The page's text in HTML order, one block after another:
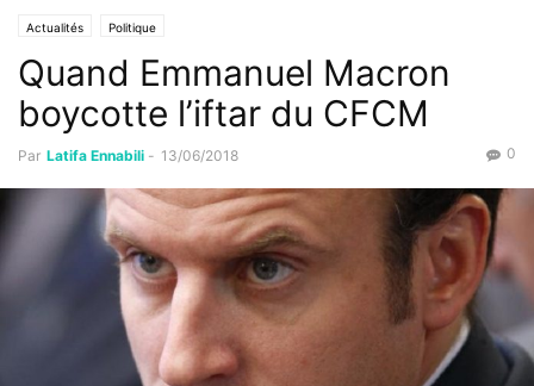
Actualités Politique
Quand Emmanuel Macron
boycotte l’iftar du CFCM
Par Latifa Ennabili - 13/06/2018 0